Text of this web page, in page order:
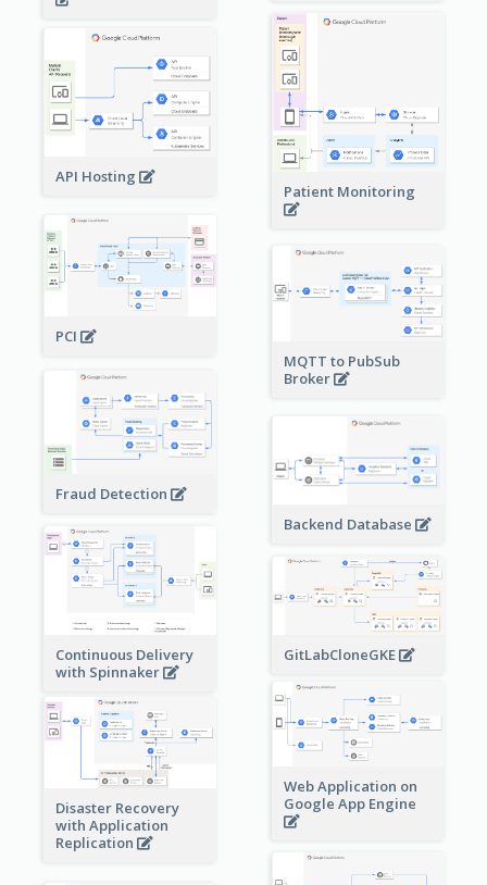
Patient Monitoring
API Hosting
PCI
MQTT to PubSub
Broker
Fraud Detection
Backend Database
Continuous Delivery
with Spinnaker
GitLabCloneGKE
Web Application on
Google App Engine
Disaster Recovery
with Application
Replication